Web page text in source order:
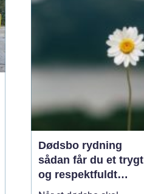
ulykker. Mange søger
Dødsbo rydning
sådan får du et trygt
og respektfuldt
forløb